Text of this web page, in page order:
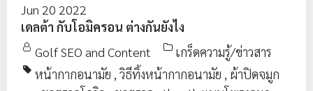
Jun 20 2022
เดลต้า กับโอมิครอน ต่างกันยังไง
Golf SEO and Content
เกร็ดความรู้/ข่าวสาร
หน้ากากอนามัย , วิธีทิ้งหน้ากากอนามัย , ผ้าปิดจมูก